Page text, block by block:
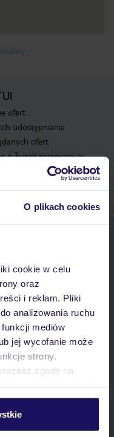
O plikach cookies
cookie w celu
oraz
i reklam. Pliki
analizowania ruchu
mediów
jej wycofanie może
strony.
zgodę na
w zakładkę
cookie znajdziesz
ofert
udostępniania
ofert
o Twojej rezerwacji w
osobowych przez TUI
Sp. z o.o. w celach
wskazanym w
, poprzez elektroniczną formę
tzw. automatycznych